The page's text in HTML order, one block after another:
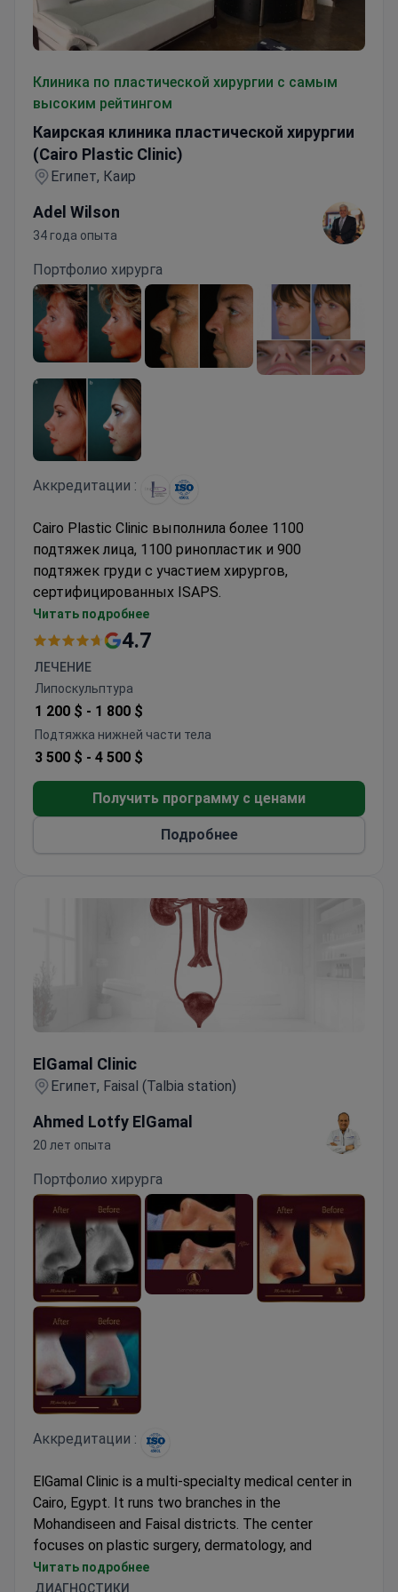
Клиника по пластической хирургии с самым
высоким рейтингом
Каирская клиника пластической хирургии
(Cairo Plastic Clinic)
Египет, Каир
Adel Wilson
34 года опыта
Портфолио хирурга
Аккредитации :
Cairo Plastic Clinic выполнила более 1100
подтяжек лица, 1100 ринопластик и 900
подтяжек груди с участием хирургов,
сертифицированных ISAPS.
Команда, обученная в Великобритании,
специализирующаяся на методах
груди
Доступны липосакция высокой четкости
VASER и коррекция контуров тела
Учреждение, аккредитованное JCI, с уровнем
рекомендаций пациентов 91%
Выполняет сложные ревизионные операции и
процедуры по смене пола
Читать подробнее
4.7
ЛЕЧЕНИЕ
Липоскульптура
1 200 $ - 1 800 $
Подтяжка нижней части тела
3 500 $ - 4 500 $
Получить программу с ценами
Подробнее
ElGamal Clinic
Египет, Faisal (Talbia station)
Ahmed Lotfy ElGamal
20 лет опыта
Портфолио хирурга
Аккредитации :
ElGamal Clinic is a multi-specialty medical center in
Cairo, Egypt. It runs two branches in the
Mohandiseen and Faisal districts. The center
focuses on plastic surgery, dermatology, and
dentistry. It also offers urology, physiotherapy, and
pediatric rehabilitation. The team treats children with
Читать подробнее
ДИАГНОСТИКИ